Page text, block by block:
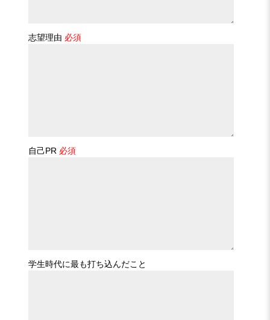
志望理由 必須
自己PR 必須
学生時代に最も打ち込んだこと